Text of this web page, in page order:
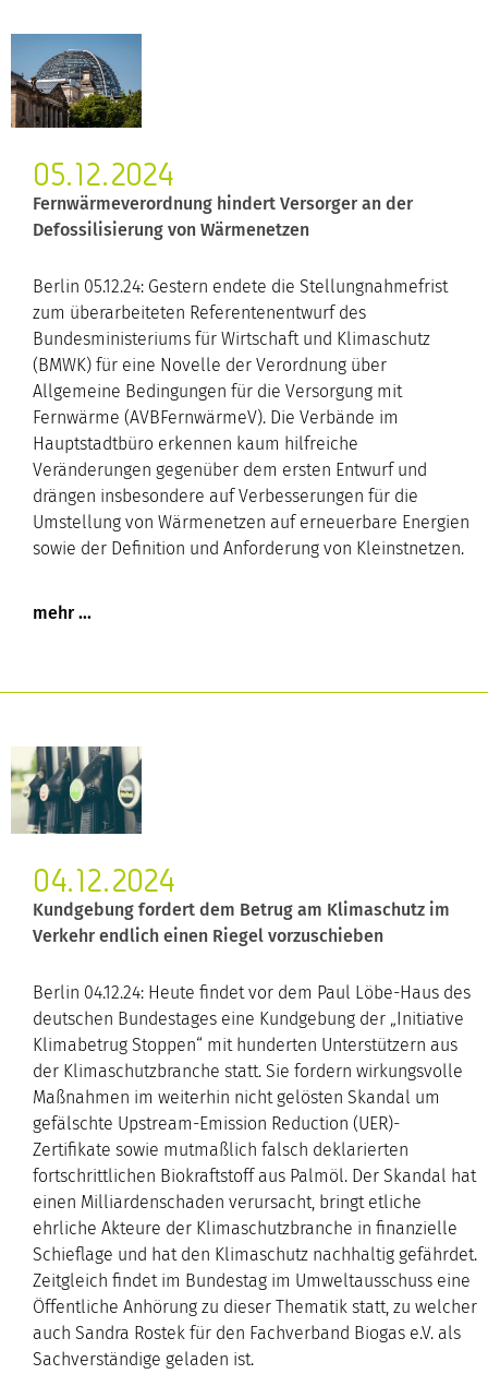
05.12.2024
Fernwärmeverordnung hindert Versorger an der
Defossilisierung von Wärmenetzen
Berlin 05.12.24: Gestern endete die Stellungnahmefrist
zum überarbeiteten Referentenentwurf des
Bundesministeriums für Wirtschaft und Klimaschutz
(BMWK) für eine Novelle der Verordnung über
Allgemeine Bedingungen für die Versorgung mit
Fernwärme (AVBFernwärmeV). Die Verbände im
Hauptstadtbüro erkennen kaum hilfreiche
Veränderungen gegenüber dem ersten Entwurf und
drängen insbesondere auf Verbesserungen für die
Umstellung von Wärmenetzen auf erneuerbare Energien
sowie der Definition und Anforderung von Kleinstnetzen.
04.12.2024
Kundgebung fordert dem Betrug am Klimaschutz im
Verkehr endlich einen Riegel vorzuschieben
Berlin 04.12.24: Heute findet vor dem Paul Löbe-Haus des
deutschen Bundestages eine Kundgebung der „Initiative
Klimabetrug Stoppen“ mit hunderten Unterstützern aus
der Klimaschutzbranche statt. Sie fordern wirkungsvolle
Maßnahmen im weiterhin nicht gelösten Skandal um
gefälschte Upstream-Emission Reduction (UER)-
Zertifikate sowie mutmaßlich falsch deklarierten
fortschrittlichen Biokraftstoff aus Palmöl. Der Skandal hat
einen Milliardenschaden verursacht, bringt etliche
ehrliche Akteure der Klimaschutzbranche in finanzielle
Schieflage und hat den Klimaschutz nachhaltig gefährdet.
Zeitgleich findet im Bundestag im Umweltausschuss eine
Öffentliche Anhörung zu dieser Thematik statt, zu welcher
auch Sandra Rostek für den Fachverband Biogas e.V. als
Sachverständige geladen ist.